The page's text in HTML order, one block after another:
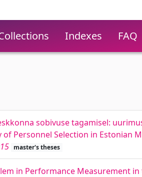
Indexes FAQ
sobivuse tagamisel:
of Personnel Selection in Estonian
master's theses
in Performance Measurement